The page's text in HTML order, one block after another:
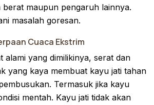
berat maupun pengaruh lainnya.
masalah goresan.
Cuaca Ekstrim
alami yang dimilikinya, serat dan
yang kaya membuat kayu jati tahan
Termasuk jika kayu
mentah. Kayu jati tidak akan